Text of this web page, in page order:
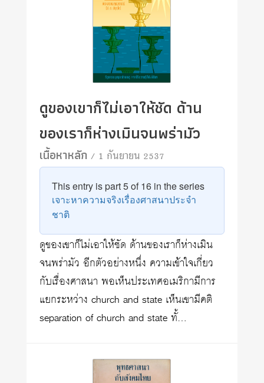
ดูของเขาก็ไม่เอาให้ชัด ด้าน
ของเราก็ห่างเมินจนพร่ามัว
เนื้อหาหลัก/ 1 กันยายน 2537
This entry is part 5 of 16 in the series
เจาะหาความจริงเรื่องศาสนาประจำ
ชาติ
ดูของเขาก็ไม่เอาให้ชัด ด้านของเราก็ห่างเมิน
จนพร่ามัว อีกตัวอย่างหนึ่ง ความเข้าใจเกี่ยว
กับเรื่องศาสนา พอเห็นประเทศอเมริกามีการ
แยกระหว่าง church and state เห็นเขามีคติ
separation of church and state ทั้…